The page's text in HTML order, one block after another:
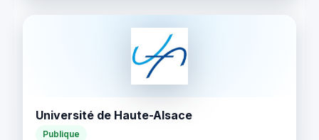
Université de Haute-Alsace
Publique